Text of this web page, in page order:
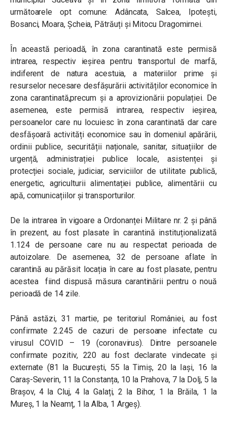
următoarele opt comune: Adâncata, Salcea, Ipotești,
Bosanci, Moara, Șcheia, Pătrăuți și Mitocu Dragomirnei.
În această perioadă, în zona carantinată este permisă
intrarea, respectiv ieșirea pentru transportul de marfă,
indiferent de natura acestuia, a materiilor prime și
resurselor necesare desfășurării activităților economice în
zona carantinată,precum și a aprovizionării populației. De
asemenea, este permisă intrarea, respectiv ieșirea,
persoanelor care nu locuiesc în zona carantinată dar care
desfășoară activități economice sau în domeniul apărării,
ordinii publice, securității naționale, sanitar, situațiilor de
urgență, administrației publice locale, asistenței și
protecției sociale, judiciar, serviciilor de utilitate publică,
energetic, agriculturii alimentației publice, alimentării cu
apă, comunicațiilor și transporturilor.
De la intrarea în vigoare a Ordonanței Militare nr. 2 și până
în prezent, au fost plasate în carantină instituționalizată
1.124 de persoane care nu au respectat perioada de
autoizolare. De asemenea, 32 de persoane aflate în
carantină au părăsit locația în care au fost plasate, pentru
acestea fiind dispusă măsura carantinării pentru o nouă
perioadă de 14 zile.
Până astăzi, 31 martie, pe teritoriul României, au fost
confirmate 2.245 de cazuri de persoane infectate cu
virusul COVID – 19 (coronavirus). Dintre persoanele
confirmate pozitiv, 220 au fost declarate vindecate și
externate (81 la București, 55 la Timiș, 20 la Iași, 16 la
Caraș-Severin, 11 la Constanța, 10 la Prahova, 7 la Dolj, 5 la
Brașov, 4 la Cluj, 4 la Galați, 2 la Bihor, 1 la Brăila, 1 la
Mureș, 1 la Neamț, 1 la Alba, 1 Argeș).